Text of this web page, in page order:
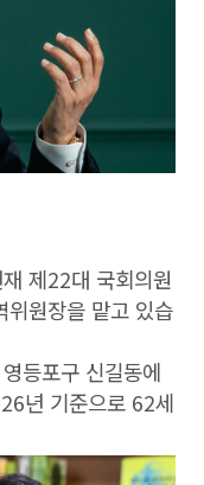
제22대 국회의원
위원장을 맡고 있습
등포구 신길동에
년 기준으로 62세